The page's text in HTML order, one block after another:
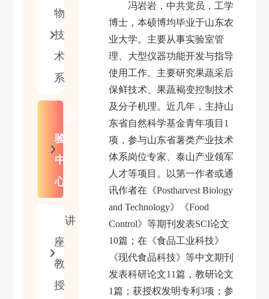
物
技
术
系
验
中
心
讲
座
教
授
冯岩岩，中共党员，工学
博士，本硕博均毕业于山东农
业大学。主要从事实验室管
理、大型仪器功能开发与指导
使用工作。主要研究果蔬采后
保鲜技术、果蔬褐变控制技术
及分子机理。近几年，主持山
东省自然科学基金青年项目 1
项，参与山东省薯类产业技术
体系岗位专家、泰山产业领军
人才等项目。以第一作者或通
讯作者在《Postharvest Biology
and Technology》《Food
Control》等期刊发表SCI论文
10篇；在《食品工业科技》
《现代食品科技》等中文期刊
发表科研论文11篇，教研论文
1篇；获授权发明专利 3项；参